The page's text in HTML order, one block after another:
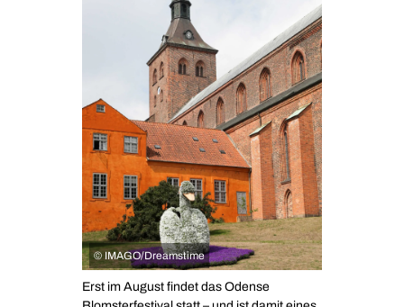
© IMAGO/Dreamstime
Erst im August findet das Odense